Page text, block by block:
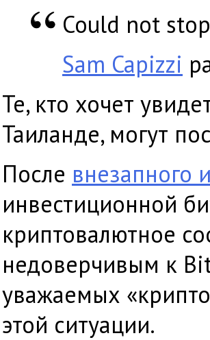
Could not
Sam Capizzi
Те, кто хочет
Таиланде, могут
После внезапного
инвестиционной
криптовалютное
недоверчивым к
уважаемых
этой ситуации.